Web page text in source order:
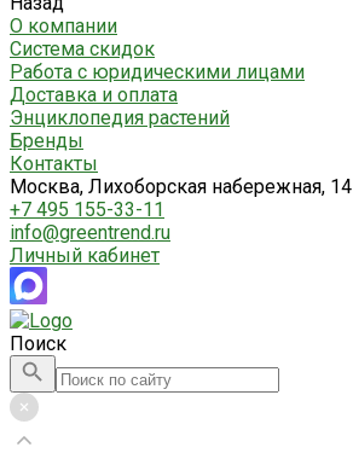
О компании
Система скидок
Работа с юридическими лицами
Доставка и оплата
Энциклопедия растений
Бренды
Контакты
Москва, Лихоборская набережная, 14
+7 495 155-33-11
info@greentrend.ru
Личный кабинет
Поиск